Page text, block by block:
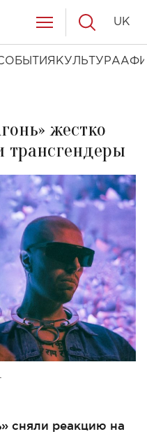
КУЛЬТУРА
UK
жестко
трансгендеры
сняли реакцию на